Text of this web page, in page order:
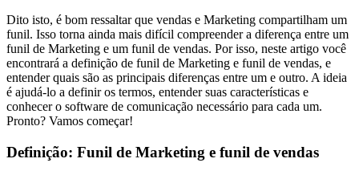
Dito isto, é bom ressaltar que vendas e Marketing compartilham um
funil. Isso torna ainda mais difícil compreender a diferença entre um
funil de Marketing e um funil de vendas. Por isso, neste artigo você
encontrará a definição de funil de Marketing e funil de vendas, e
entender quais são as principais diferenças entre um e outro. A ideia
é ajudá-lo a definir os termos, entender suas características e
conhecer o software de comunicação necessário para cada um.
Pronto? Vamos começar!
Definição: Funil de Marketing e funil de vendas